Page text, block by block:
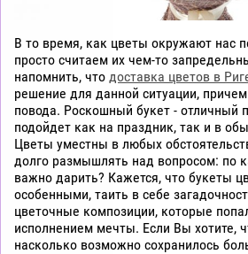
В то время, как цветы окружают нас
просто считаем их чем-то
напомнить, что доставка цветов в
решение для данной ситуации,
повода. Роскошный букет - отличный
подойдет как на праздник, так и в
Цветы уместны в любых
долго размышлять над вопросом: по
важно дарить? Кажется, что букеты
особенными, таить в себе
цветочные композиции, которые
исполнением мечты. Если Вы хотите,
насколько возможно сохранилось